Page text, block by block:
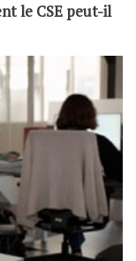
le CSE peut-il